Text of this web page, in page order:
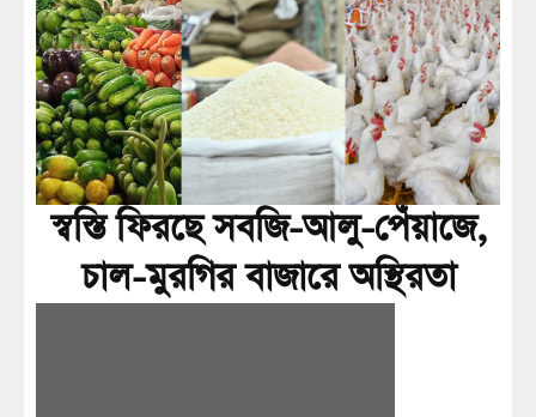
স্বস্তি ফিরছে সবজি-আলু-পেঁয়াজে,
চাল-মুরগির বাজারে অস্থিরতা